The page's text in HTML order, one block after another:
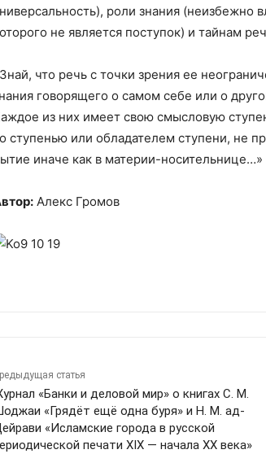
роли знания (неизбежно
не является поступок) и тайнам
что речь с точки зрения ее
говорящего о самом себе или о
из них имеет свою смысловую
ступенью или обладателем ступени, не
иначе как в материи-носительнице…»
Алекс Громов
статья
«Банки и деловой мир» о книгах С. М.
«Грядёт ещё одна буря» и Н. М. ад-
«Исламские города в русской
печати XIX — начала XX века»